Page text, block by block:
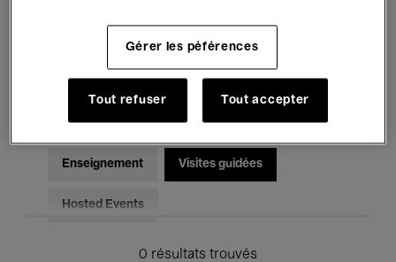
Musique électronique
Pour tous Kids’ Palace
Enseignement Visites guidées
Hosted Events
0 résultats trouvés
Gérer les péférences
Tout refuser Tout accepter